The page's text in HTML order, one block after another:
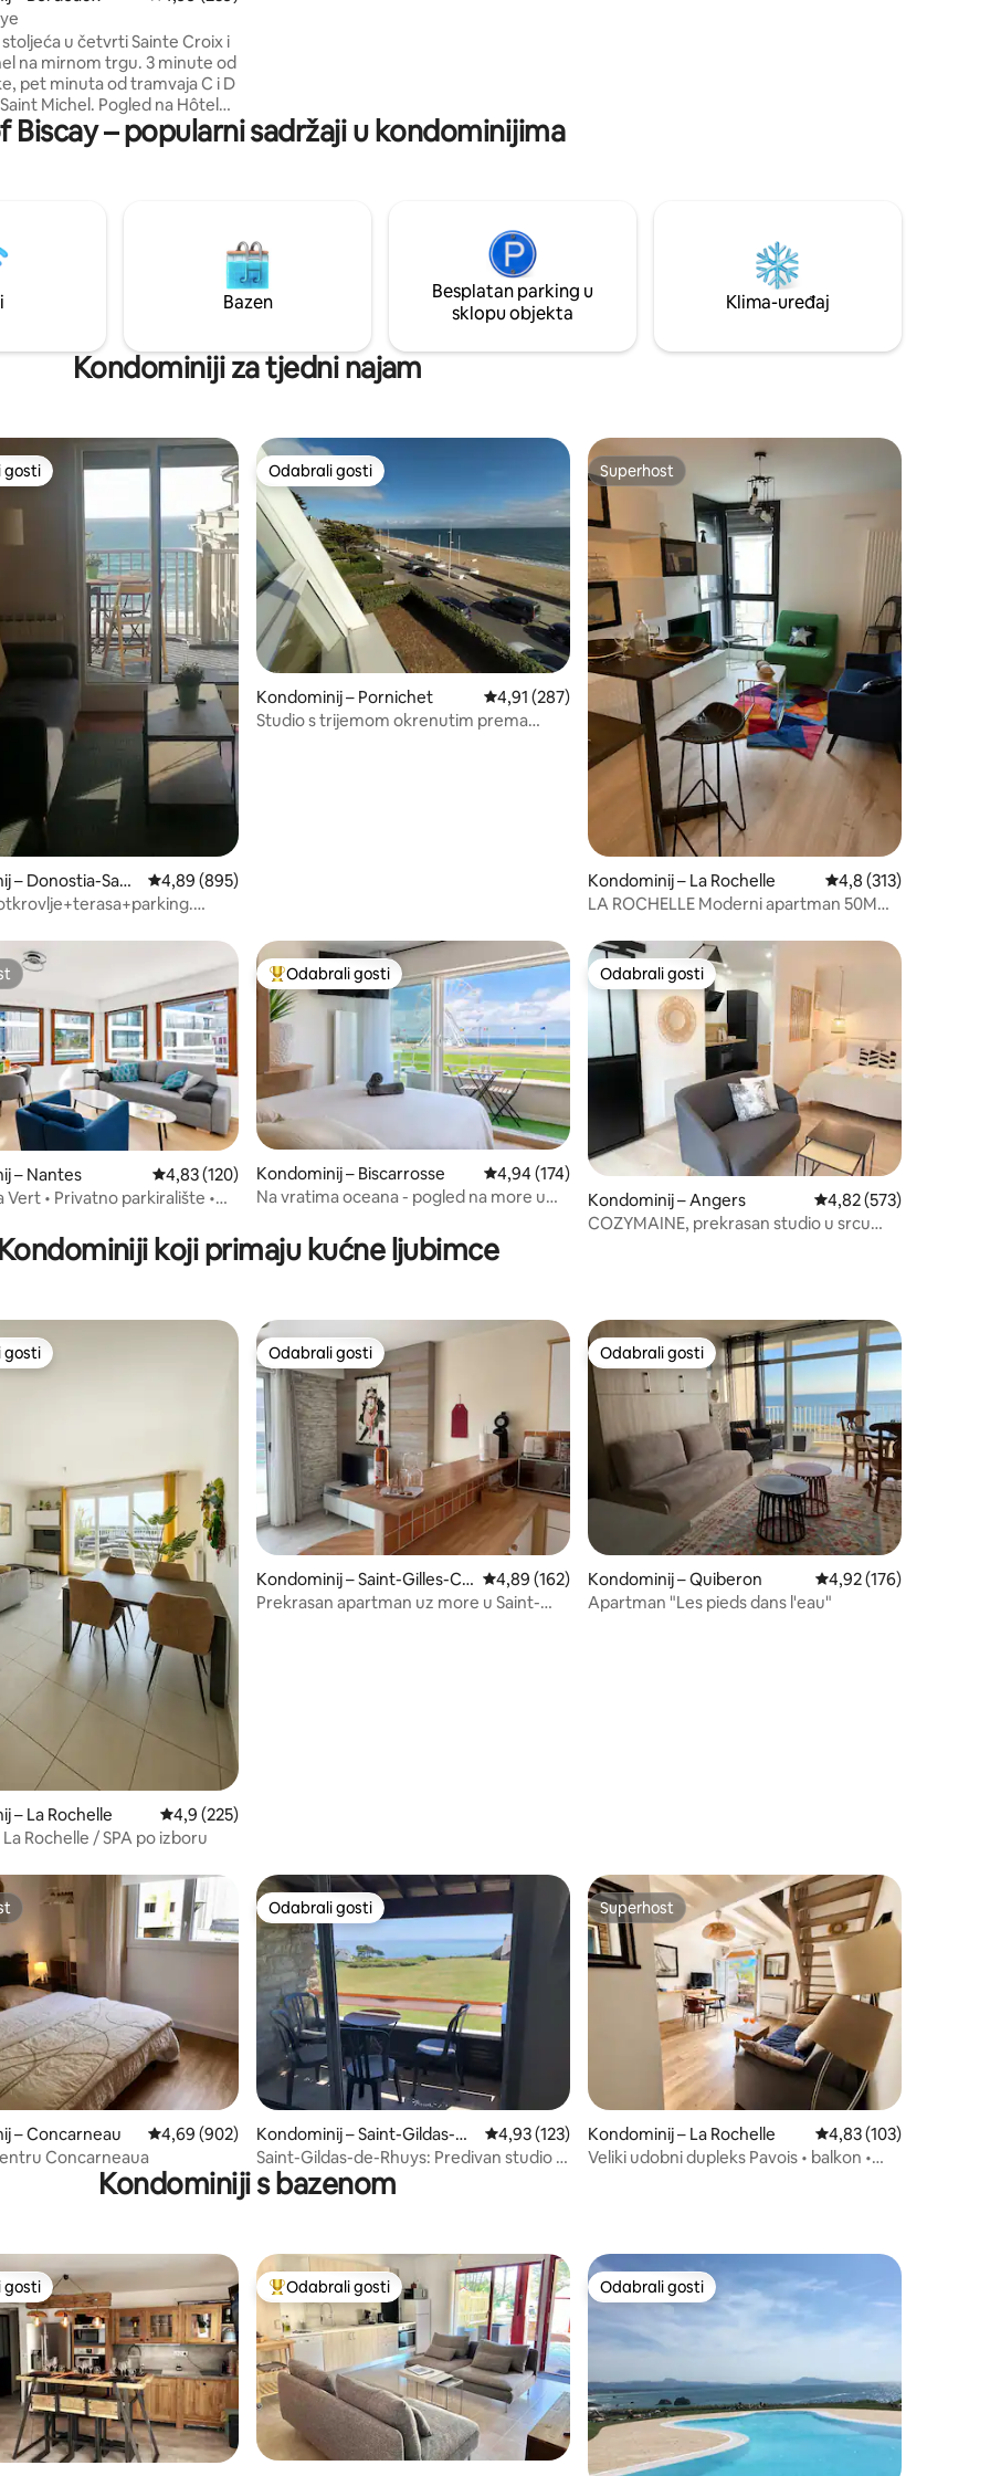
stoljeća u četvrti Sainte Croix i
na mirnom trgu. 3 minute od
pet minuta od tramvaja C i D
Michel. Pogled na Hôtel
i toranj Saint Michel.
stan od 70 m2,
kreveti, prostrana
s kadom i tušem, besplatan
aparat za espresso i parkiralište
Biscay – popularni sadržaji u kondominijima
Bazen
Besplatan parking u
sklopu objekta
Klima-uređaj
Kondominiji za tjedni najam
recenzija: 386
gosti
gosti
– Donostia-San
Prosječna ocjena: 4,89/5, recenzija: 895
4,89 (895)
Odabrali gosti
Odabrali gosti
Kondominij – Pornichet Prosječna ocjena: 4,91/5, recenzija: 287
4,91 (287)
Studio s trijemom okrenutim prema
Superhost
Superhost
Kondominij – La Rochelle Prosječna ocjena:
4,8 (313)
LA ROCHELLE Moderni apartman 50M
recenzija: 134
– Nantes Prosječna ocjena: 4,83/5, recenzija: 120
4,83 (120)
• Privatno parkiralište •
Među najviše rangiranima s oznakom „Odabrali gosti”
Odabrali gosti
Kondominij – Biscarrosse Prosječna ocjena: 4,94/5, recenzija: 174
4,94 (174)
Na vratima oceana - pogled na more u
Odabrali gosti
Odabrali gosti
Kondominij – Angers Prosječna ocjena:
4,82 (573)
COZYMAINE, prekrasan studio u srcu
Kondominiji koji primaju kućne ljubimce
recenzija: 185
gosti
gosti
– La Rochelle Prosječna ocjena: 4,9/5, recenzija: 225
4,9 (225)
Rochelle / SPA po izboru
Odabrali gosti
Odabrali gosti
Kondominij – Saint-Gilles-Cr
oix-de-Vie
Prosječna ocjena: 4,89/5, recenzija: 162
4,89 (162)
Prekrasan apartman uz more u Saint-
Odabrali gosti
Odabrali gosti
Kondominij – Quiberon Prosječna ocjena:
4,92 (176)
Apartman "Les pieds dans l'eau"
recenzija: 137
– Concarneau Prosječna ocjena: 4,69/5, recenzija: 902
4,69 (902)
Concarneaua
Odabrali gosti
Odabrali gosti
Kondominij – Saint-Gildas-de
-Rhuys
Prosječna ocjena: 4,93/5, recenzija: 123
4,93 (123)
Saint-Gildas-de-Rhuys: Predivan studio s
pogledom na ocean
Superhost
Superhost
Kondominij – La Rochelle Prosječna ocjena:
4,83 (103)
Veliki udobni dupleks Pavois • balkon •
Kondominiji s bazenom
gosti
gosti Među najviše rangiranima s oznakom „Odabrali gosti”
Odabrali gosti Odabrali gosti
Odabrali gosti